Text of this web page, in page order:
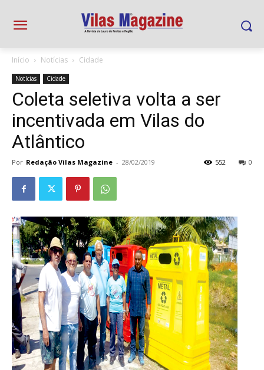
Início Notícias Cidade
Notícias Cidade
Coleta seletiva volta a ser
incentivada em Vilas do
Atlântico
Por Redação Vilas Magazine - 28/02/2019 0
552